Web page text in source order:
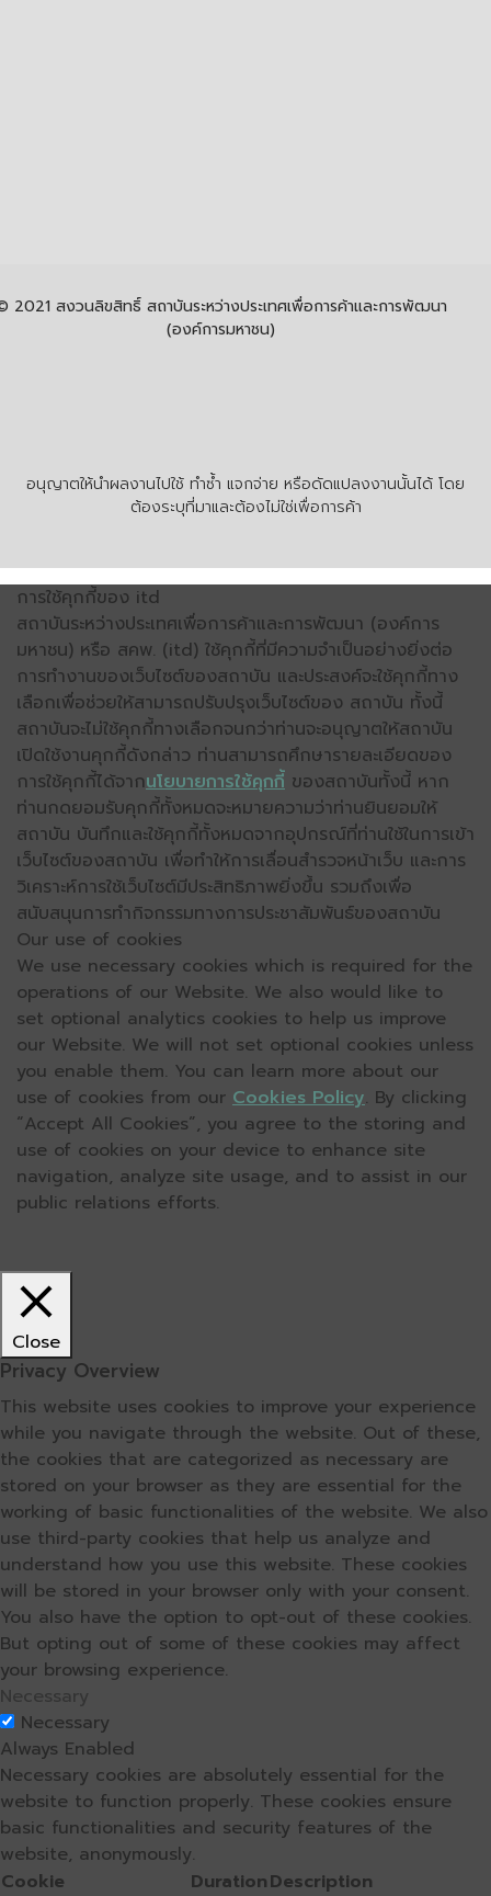
อนุญาตให้นำผลงานไปใช้ ทำซ้ำ แจกจ่าย หรือดัดแปลงงานนั้นได้ โดย
ต้องระบุที่มาและต้องไม่ใช่เพื่อการค้า
2021 สงวนลิขสิทธิ์ สถาบันระหว่างประเทศเพื่อการค้าและการพัฒนา
(องค์การมหาชน)
การใช้คุกกี้ของ itd
สถาบันระหว่างประเทศเพื่อการค้าและการพัฒนา (องค์การ
มหาชน) หรือ สคพ. (itd) ใช้คุกกี้ที่มีความจำเป็นอย่างยิ่งต่อ
การทำงานของเว็บไซต์ของสถาบัน และประสงค์จะใช้คุกกี้ทาง
เลือกเพื่อช่วยให้สามารถปรับปรุงเว็บไซต์ของ สถาบัน ทั้งนี้
สถาบันจะไม่ใช้คุกกี้ทางเลือกจนกว่าท่านจะอนุญาตให้สถาบัน
เปิดใช้งานคุกกี้ดังกล่าว ท่านสามารถศึกษารายละเอียดของ
การใช้คุกกี้ได้จากนโยบายการใช้คุกกี้ ของสถาบันทั้งนี้ หาก
ท่านกดยอมรับคุกกี้ทั้งหมดจะหมายความว่าท่านยินยอมให้
สถาบัน บันทึกและใช้คุกกี้ทั้งหมดจากอุปกรณ์ที่ท่านใช้ในการเข้า
เว็บไซต์ของสถาบัน เพื่อทำให้การเลื่อนสำรวจหน้าเว็บ และการ
วิเคราะห์การใช้เว็บไซต์มีประสิทธิภาพยิ่งขึ้น รวมถึงเพื่อ
สนับสนุนการทำกิจกรรมทางการประชาสัมพันธ์ของสถาบัน
Our use of cookies
We use necessary cookies which is required for the
operations of our Website. We also would like to
set optional analytics cookies to help us improve
our Website. We will not set optional cookies unless
you enable them. You can learn more about our
use of cookies from our Cookies Policy. By clicking
“Accept All Cookies”, you agree to the storing and
use of cookies on your device to enhance site
navigation, analyze site usage, and to assist in our
public relations efforts.
Close
Privacy Overview
This website uses cookies to improve your experience
while you navigate through the website. Out of these,
the cookies that are categorized as necessary are
stored on your browser as they are essential for the
working of basic functionalities of the website. We also
use third-party cookies that help us analyze and
understand how you use this website. These cookies
will be stored in your browser only with your consent.
You also have the option to opt-out of these cookies.
But opting out of some of these cookies may affect
your browsing experience.
Necessary
Necessary
Always Enabled
Necessary cookies are absolutely essential for the
website to function properly. These cookies ensure
basic functionalities and security features of the
website, anonymously.
Cookie
DurationDescription